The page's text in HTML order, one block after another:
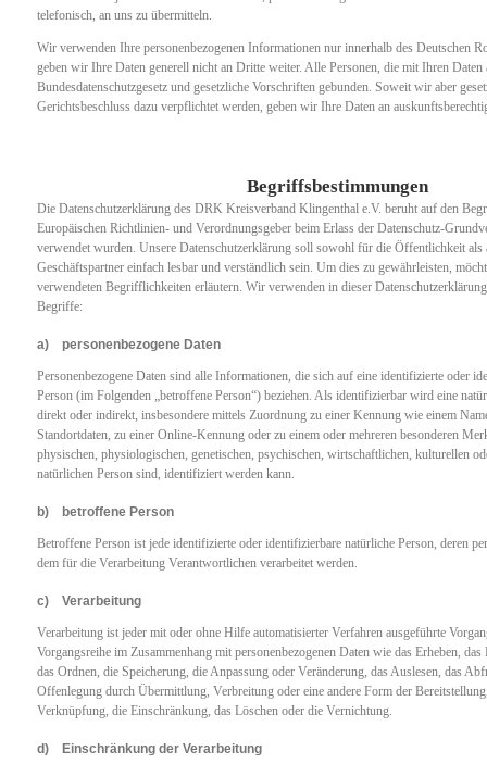
telefonisch, an uns zu übermitteln.
Wir verwenden Ihre personenbezogenen Informationen nur innerhalb des Deutschen
geben wir Ihre Daten generell nicht an Dritte weiter. Alle Personen, die mit Ihren Daten
Bundesdatenschutzgesetz und gesetzliche Vorschriften gebunden. Soweit wir aber
Gerichtsbeschluss dazu verpflichtet werden, geben wir Ihre Daten an
Begriffsbestimmungen
Die Datenschutzerklärung des DRK Kreisverband Klingenthal e.V. beruht auf den
Europäischen Richtlinien- und Verordnungsgeber beim Erlass der Datenschutz-
verwendet wurden. Unsere Datenschutzerklärung soll sowohl für die Öffentlichkeit als
Geschäftspartner einfach lesbar und verständlich sein. Um dies zu gewährleisten,
verwendeten Begrifflichkeiten erläutern. Wir verwenden in dieser
Begriffe:
a) personenbezogene Daten
Personenbezogene Daten sind alle Informationen, die sich auf eine identifizierte oder
Person (im Folgenden „betroffene Person“) beziehen. Als identifizierbar wird eine
direkt oder indirekt, insbesondere mittels Zuordnung zu einer Kennung wie einem
Standortdaten, zu einer Online-Kennung oder zu einem oder mehreren besonderen
physischen, physiologischen, genetischen, psychischen, wirtschaftlichen, kulturellen
natürlichen Person sind, identifiziert werden kann.
b) betroffene Person
Betroffene Person ist jede identifizierte oder identifizierbare natürliche Person, deren
dem für die Verarbeitung Verantwortlichen verarbeitet werden.
c) Verarbeitung
Verarbeitung ist jeder mit oder ohne Hilfe automatisierter Verfahren ausgeführte
Vorgangsreihe im Zusammenhang mit personenbezogenen Daten wie das Erheben,
das Ordnen, die Speicherung, die Anpassung oder Veränderung, das Auslesen, das
Offenlegung durch Übermittlung, Verbreitung oder eine andere Form der
Verknüpfung, die Einschränkung, das Löschen oder die Vernichtung.
d) Einschränkung der Verarbeitung